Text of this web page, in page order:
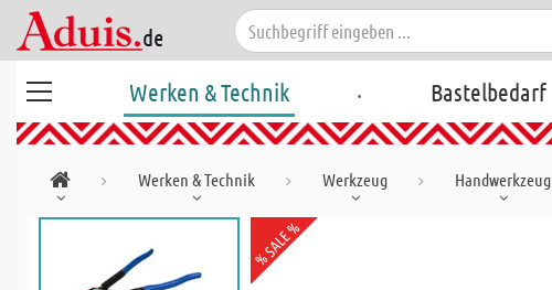
Werken & Technik . Bastelbedarf
Werken & Technik Werkzeug Handwerkzeug
% SALE %